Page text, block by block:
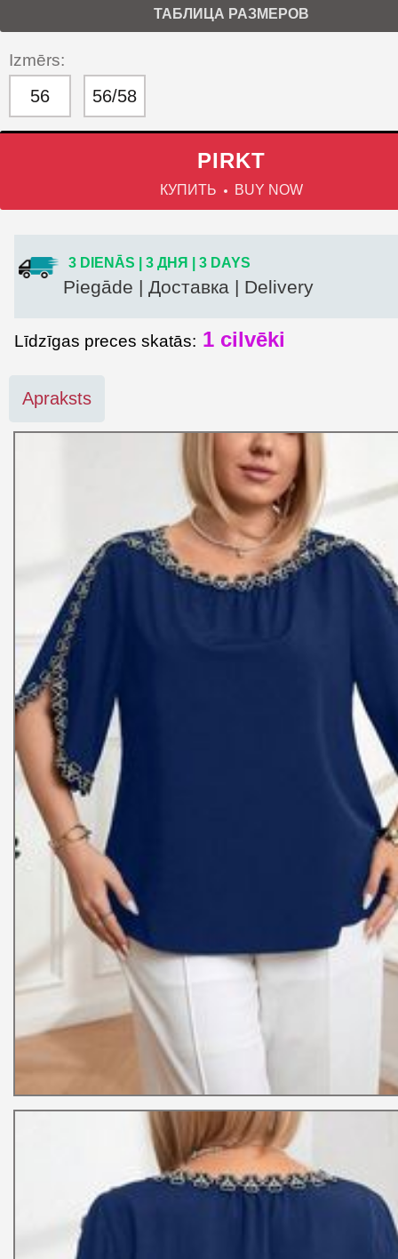
ТАБЛИЦА РАЗМЕРОВ
Izmērs:
56 56/58
PIRKT
КУПИТЬ BUY NOW
3 DIENĀS | 3 ДНЯ | 3 DAYS
Piegāde | Доставка | Delivery
Līdzīgas preces skatās: 1 cilvēki
Apraksts